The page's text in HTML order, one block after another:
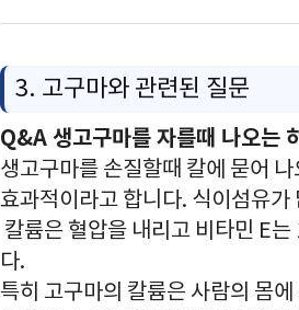
3. 고구마와 관련된 질문
Q&A 생고구마를 자를때 나오는
생고구마를 손질할때 칼에 묻어
효과적이라고 합니다. 식이섬유
칼륨은 혈압을 내리고 비타민 E
다.
특히 고구마의 칼륨은 사람의 몸